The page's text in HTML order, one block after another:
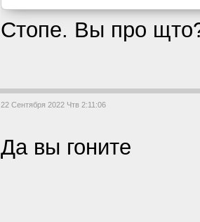
Стопе. Вы про
22 Сентября 2022 Чтв 2:11:06
Да вы гоните